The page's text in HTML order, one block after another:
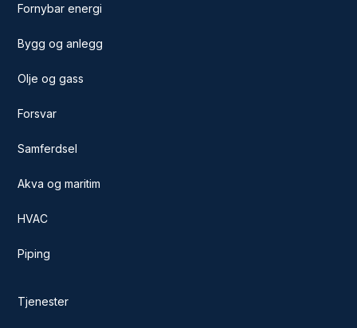
Fornybar energi
Bygg og anlegg
Olje og gass
Forsvar
Samferdsel
Akva og maritim
HVAC
Piping
Tjenester